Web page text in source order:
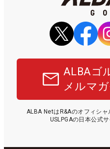
ALBAゴ
メルマ
ALBA NetはR&Aのオフィシ
USLPGAの日本公式